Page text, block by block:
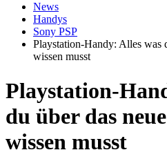
News
Handys
Sony PSP
Playstation-Handy: Alles was
wissen musst
Playstation-
du über das
wissen musst